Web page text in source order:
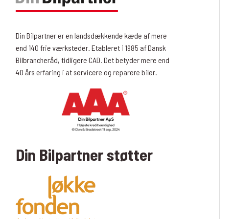
Din Bilpartner er en landsdækkende kæde af mere
end 140 frie værksteder. Etableret i 1985 af Dansk
Bilbrancheråd, tidligere CAD. Det betyder mere end
40 års erfaring i at servicere og reparere biler.
Din Bilpartner støtter